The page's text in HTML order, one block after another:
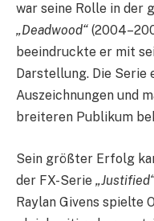
war seine Rolle in der
„Deadwood“
beeindruckte er mit
Darstellung. Die Serie
Auszeichnungen und
breiteren Publikum
Sein größter Erfolg
der FX-Serie
Raylan Givens spielte